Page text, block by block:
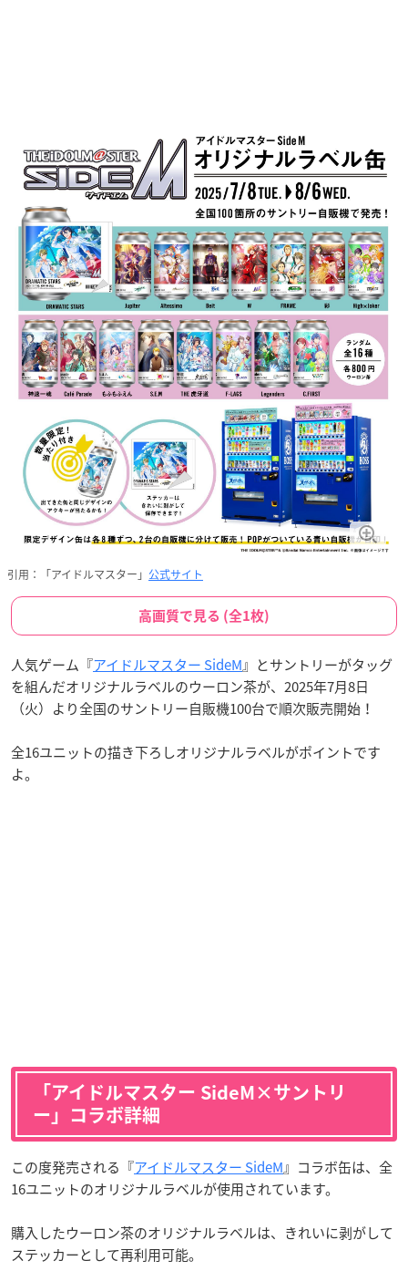
引用：「アイドルマスター」 公式サイト
高画質で見る (全1枚)
人気ゲーム『アイドルマスター SideM』とサントリーがタッグ
を組んだオリジナルラベルのウーロン茶が、2025年7月8日
（火）より全国のサントリー自販機100台で順次販売開始！
全16ユニットの描き下ろしオリジナルラベルがポイントです
よ。
「アイドルマスター SideM×サントリ
ー」コラボ詳細
この度発売される『アイドルマスター SideM』コラボ缶は、全
16ユニットのオリジナルラベルが使用されています。
購入したウーロン茶のオリジナルラベルは、きれいに剥がして
ステッカーとして再利用可能。